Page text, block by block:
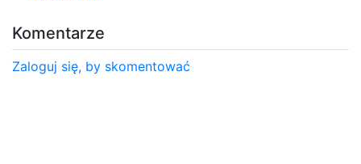
Komentarze
Zaloguj się, by skomentować